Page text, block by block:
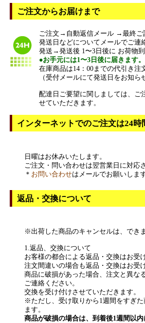
ご注文からお届けまで
ご注文→自動返信メール →最終ご
発送日などについてメールでご連
発送→発送後 1〜3日後に お荷物
●お手元には1〜3日後に届きます。
在庫商品は14：00までの代引き注
（受付メールにて発送日をお知ら
配達日ご要望に関しましては、ご
せていただきます。
インターネットでのご注文は24
日曜はお休みいたします。
ご注文・問い合わせは翌営業日に対応
＊ お問い合わせはメールでお願いします
返品・交換について
※出荷した商品のキャンセルは、でき
1.返品、交換について
お客様の都合による返品・交換はお受
注文間違いの場合も返品・交換はお受
商品に破損があった場合、注文と異な
ご連絡ください。
交換を受け付けさせていただきます。
※ただし、受け取りから1週間をすぎ
ます。
商品が破損の場合は、到着後1週間以